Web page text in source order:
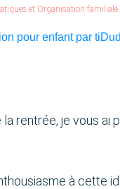
et Organisation familiale
rentrée, je vous ai
à cette